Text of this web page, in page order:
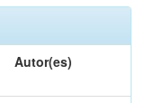
Autor(es)